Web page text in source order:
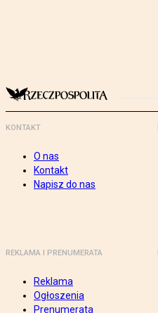
KONTAKT
O nas
Kontakt
Napisz do nas
REKLAMA I PRENUMERATA
Reklama
Ogłoszenia
Prenumerata